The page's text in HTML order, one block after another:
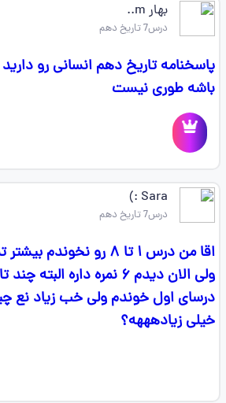
بهار m..
درس7 تاریخ دهم
پاسخنامه تاریخ دهم انسانی رو
باشه طوری نیست
Sara :)
درس7 تاریخ دهم
اقا‌ من درس ۱ تا ۸ رو
ولی الان دیدم ۶ نمره داره
درسای اول خوندم ولی خب زیاد نع
خیلی زیادهههه؟